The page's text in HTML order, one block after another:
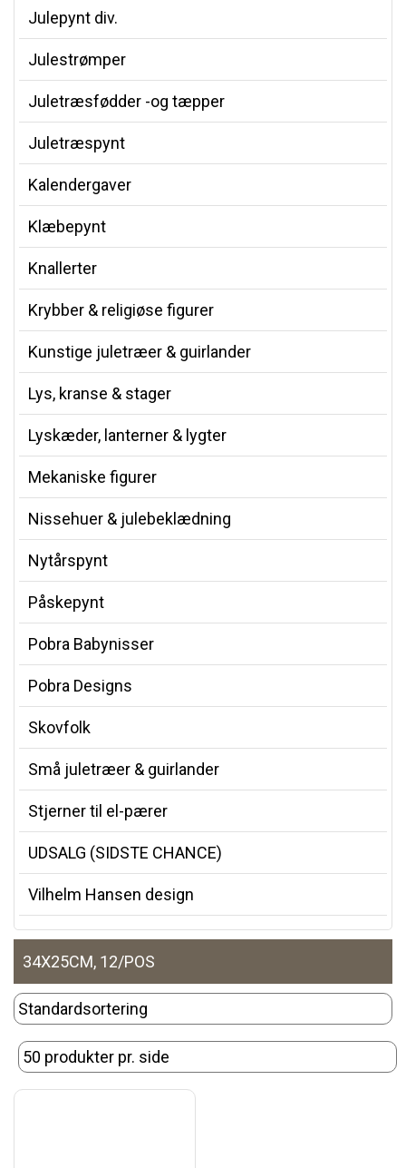
Julepynt div.
Julestrømper
Juletræsfødder -og tæpper
Juletræspynt
Kalendergaver
Klæbepynt
Knallerter
Krybber & religiøse figurer
Kunstige juletræer & guirlander
Lys, kranse & stager
Lyskæder, lanterner & lygter
Mekaniske figurer
Nissehuer & julebeklædning
Nytårspynt
Påskepynt
Pobra Babynisser
Pobra Designs
Skovfolk
Små juletræer & guirlander
Stjerner til el-pærer
UDSALG (SIDSTE CHANCE)
Vilhelm Hansen design
34X25CM, 12/POS